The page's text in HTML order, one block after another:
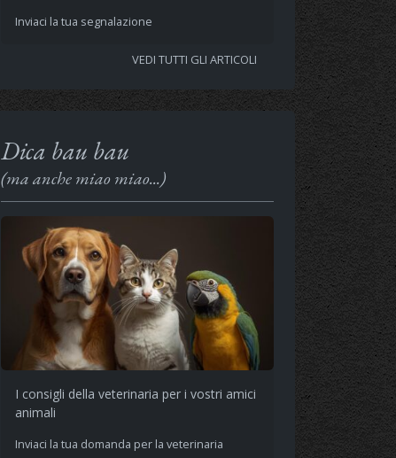
Inviaci la tua segnalazione
VEDI TUTTI GLI ARTICOLI
Dica bau bau
(ma anche miao miao...)
I consigli della veterinaria per i vostri amici
animali
Inviaci la tua domanda per la veterinaria